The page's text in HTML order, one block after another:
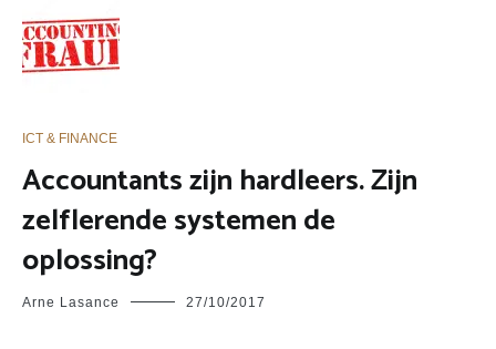
ICT & FINANCE
Accountants zijn hardleers. Zijn
zelflerende systemen de
oplossing?
Arne Lasance 27/10/2017